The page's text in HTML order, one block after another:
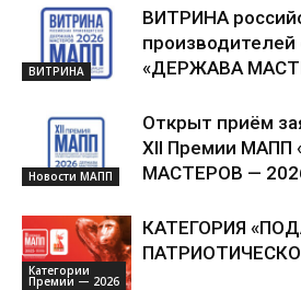
ВИТРИНА
ВИТРИНА
«ДЕРЖАВА
Новости МАПП
Открыт приём
XII Премии
МАСТЕРОВ —
Категории
Премии — 2026
КАТЕГОРИЯ